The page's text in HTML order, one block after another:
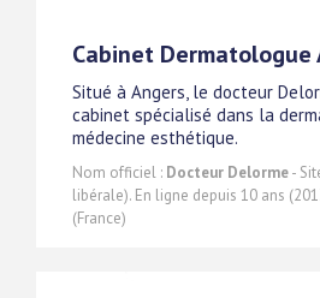
Cabinet Dermatologue
Situé à Angers, le docteur
cabinet spécialisé dans la
médecine esthétique.
Nom officiel : Docteur Delorme-
libérale). En ligne depuis 10 ans
(France)